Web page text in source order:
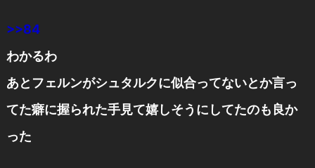
>>84
わかるわ
あとフェルンがシュタルクに似合ってないとか言っ
てた癖に握られた手見て嬉しそうにしてたのも良か
った